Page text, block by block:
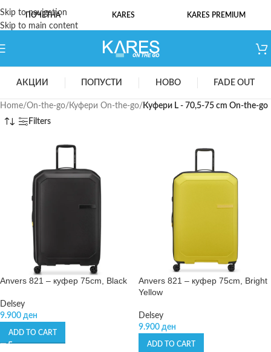
Skip to navigation
Skip to main content
ПОЧЕТНА KARES KARES PREMIUM
АКЦИИ ПОПУСТИ НОВО FADE OUT
Home/On-the-go/ Куфери On-the-go/ Куфери L - 70,5-75 cm On-the-go
Filters
Anvers 821 – куфер 75cm, Black
Delsey
9.900 ден
ADD TO CART
Anvers 821 – куфер 75cm, Bright
Yellow
Delsey
9.900 ден
ADD TO CART